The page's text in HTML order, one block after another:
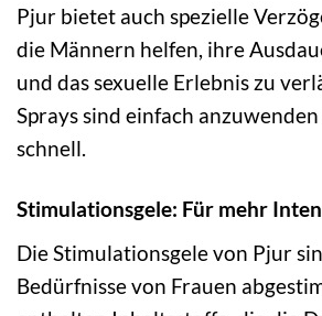
Pjur bietet auch spezielle
die Männern helfen, ihre
und das sexuelle Erlebnis zu
Sprays sind einfach
schnell.
Stimulationsgele: Für mehr
Die Stimulationsgele von Pjur
Bedürfnisse von Frauen